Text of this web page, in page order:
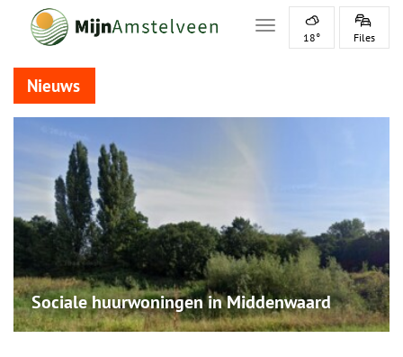
Toggle navigation
18° Files
Nieuws
Sociale huurwoningen in Middenwaard